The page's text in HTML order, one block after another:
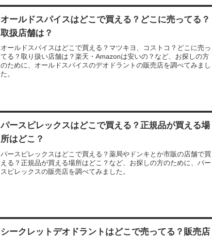
オールドスパイスはどこで買える？どこに売ってる？
取扱店舗は？
オールドスパイスはどこで買える？マツキヨ、コストコ？どこに売っ
てる？取り扱い店舗は？楽天・Amazonは安いの？など、お探しの方
のために、オールドスパイスのデオドラントの販売店を調べてみまし
た。
パースピレックスはどこで買える？正規品が買える場
所はどこ？
パースピレックスはどこで買える？薬局やドンキとか市販の店舗で買
える？正規品が買える場所はどこ？など、お探しの方のために、パー
スピレックスの販売店を調べてみました。
シークレットデオドラントはどこで売ってる？販売店